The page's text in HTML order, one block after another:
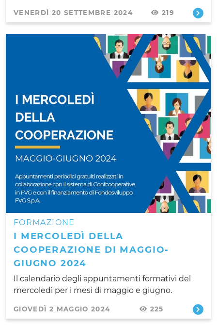
VENERDÌ 20 SETTEMBRE 2024 219
FORMAZIONE
I MERCOLEDÌ DELLA
COOPERAZIONE DI MAGGIO-
GIUGNO 2024
Il calendario degli appuntamenti formativi del
mercoledì per i mesi di maggio e giugno.
GIOVEDÌ 2 MAGGIO 2024 225